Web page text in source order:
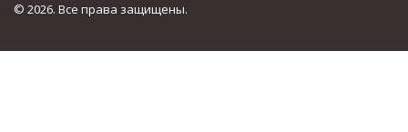
© 2026. Все права защищены.